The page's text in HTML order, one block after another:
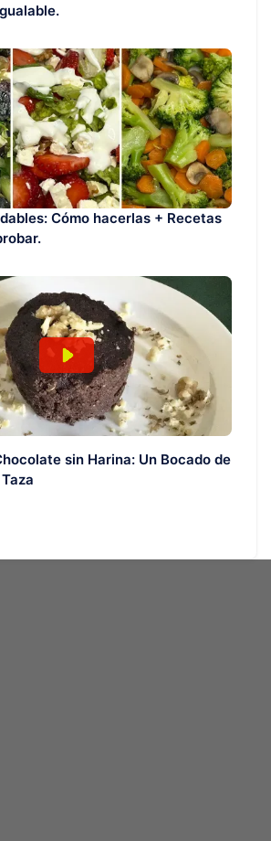
Cómo hacerlas + Recetas
sin Harina: Un Bocado de